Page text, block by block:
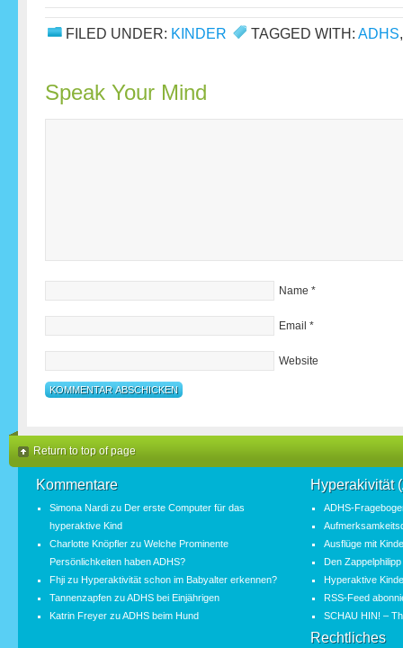
FILED UNDER: KINDER TAGGED WITH: ADHS
Speak Your Mind
Name *
Email *
Website
Return to top of page
Kommentare
Simona Nardi zu Der erste Computer für das
hyperaktive Kind
Charlotte Knöpfler zu Welche Prominente
Persönlichkeiten haben ADHS?
Fhji zu Hyperaktivität schon im Babyalter erkennen?
Tannenzapfen zuADHS bei Einjährigen
Katrin Freyer zuADHS beim Hund
Hyperakivität
ADHS-
Ausflüge mit
Den
Hyperaktive
RSS-Feed
SCHAU HIN! –
Rechtliches